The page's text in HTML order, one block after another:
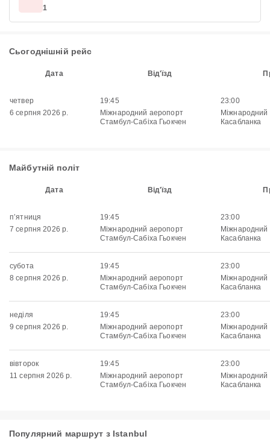
1
Сьогоднішній рейс
Дата Від'їзд
четвер
6 серпня 2026 р.
19:45
Міжнародний аеропорт
Стамбул-Сабіха Гьокчен
23:00
Міжнародний
Касабланка
Майбутній політ
Дата Від'їзд
пʼятниця
7 серпня 2026 р.
19:45
Міжнародний аеропорт
Стамбул-Сабіха Гьокчен
23:00
Міжнародний
Касабланка
субота
8 серпня 2026 р.
19:45
Міжнародний аеропорт
Стамбул-Сабіха Гьокчен
23:00
Міжнародний
Касабланка
неділя
9 серпня 2026 р.
19:45
Міжнародний аеропорт
Стамбул-Сабіха Гьокчен
23:00
Міжнародний
Касабланка
вівторок
11 серпня 2026 р.
19:45
Міжнародний аеропорт
Стамбул-Сабіха Гьокчен
23:00
Міжнародний
Касабланка
Популярний маршрут з Istanbul